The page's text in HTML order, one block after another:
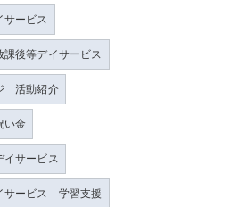
ービス
後等デイサービス
活動紹介
金
サービス
ービス 学習支援